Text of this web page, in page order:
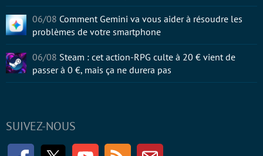
SUIVEZ-NOUS
FacebookTwitter Youtube RSS Newsletter
06/08 Comment Gemini va vous aider à résoudre les
problèmes de votre smartphone
06/08 Steam : cet action-RPG culte à 20 € vient de
passer à 0 €, mais ça ne durera pas